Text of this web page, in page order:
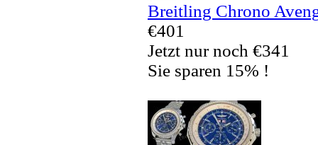
Breitling Chrono
€401
Jetzt nur noch €341
Sie sparen 15% !